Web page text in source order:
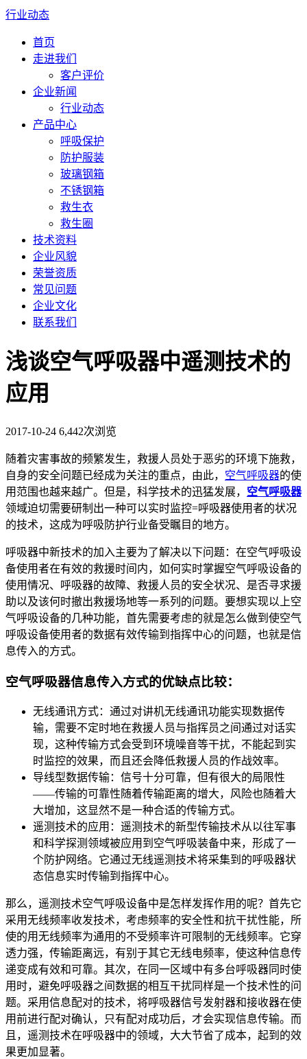
行业动态
首页
走进我们
客户评价
企业新闻
行业动态
产品中心
呼吸保护
防护服装
玻璃钢箱
不锈钢箱
救生衣
救生圈
技术资料
企业风貌
荣誉资质
常见问题
企业文化
联系我们
浅谈空气呼吸器中遥测技术的
应用
2017-10-24 6,442次浏览
随着灾害事故的频繁发生，救援人员处于恶劣的环境下施救，
自身的安全问题已经成为关注的重点，由此， 空气呼吸器的使
用范围也越来越广。但是，科学技术的迅猛发展， 空气呼吸器
领域迫切需要研制出一种可以实时监控=呼吸器使用者的状况
的技术，这成为呼吸防护行业备受瞩目的地方。
呼吸器中新技术的加入主要为了解决以下问题：在空气呼吸设
备使用者在有效的救援时间内，如何实时掌握空气呼吸设备的
使用情况、呼吸器的故障、救援人员的安全状况、是否寻求援
助以及该何时撤出救援场地等一系列的问题。要想实现以上空
气呼吸设备的几种功能，首先需要考虑的就是怎么做到使空气
呼吸设备使用者的数据有效传输到指挥中心的问题，也就是信
息传入的方式。
空气呼吸器信息传入方式的优缺点比较：
无线通讯方式：通过对讲机无线通讯功能实现数据传
输，需要不定时地在救援人员与指挥员之间通过对话实
现，这种传输方式会受到环境噪音等干扰，不能起到实
时监控的效果，而且还会降低救援人员的作战效率。
导线型数据传输：信号十分可靠，但有很大的局限性
——传输的可靠性随着传输距离的增大，风险也随着大
大增加，这显然不是一种合适的传输方式。
遥测技术的应用：遥测技术的新型传输技术从以往军事
和科学探测领域被应用到空气呼吸装备中来，形成了一
个防护网络。它通过无线遥测技术将采集到的呼吸器状
态信息实时传输到指挥中心。
那么，遥测技术空气呼吸设备中是怎样发挥作用的呢？首先它
采用无线频率收发技术，考虑频率的安全性和抗干扰性能，所
使的用无线频率为通用的不受频率许可限制的无线频率。它穿
透力强，传输距离远，有别于其它无线电频率，使这种信息传
递变成有效和可靠。其次，在同一区域中有多台呼吸器同时使
用时，避免呼吸器之间数据的相互干扰同样是一个技术性的问
题。采用信息配对的技术，将呼吸器信号发射器和接收器在使
用前进行配对确认，只有配对成功后，才会实现信息传输。而
且，遥测技术在呼吸器中的领域，大大节省了成本，起到的效
果更加显著。